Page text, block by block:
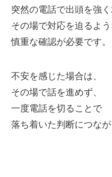
突然の電話で出頭を強く
その場で対応を迫るよう
慎重な確認が必要です。
不安を感じた場合は、
その場で話を進めず、
一度電話を切ることで
落ち着いた判断につなが